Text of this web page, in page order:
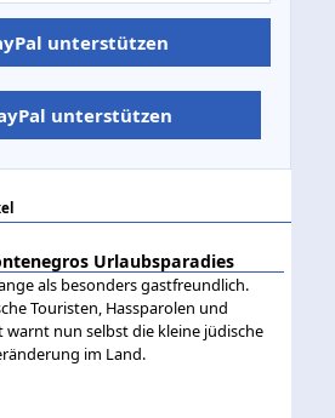
unterstützen
unterstützen
Urlaubsparadies
als besonders gastfreundlich.
Touristen, Hassparolen und
warnt nun selbst die kleine jüdische
im Land.